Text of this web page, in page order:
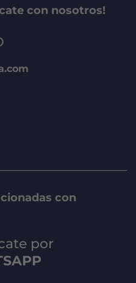
con nosotros!
con
por